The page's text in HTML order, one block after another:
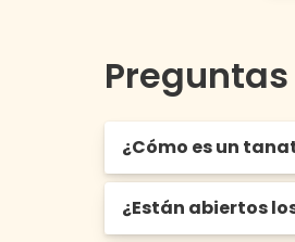
¿Cómo es un
Un tanatorio es
¿Están abiertos